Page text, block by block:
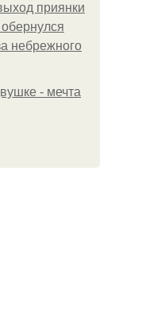
приянки
небрежного
- мечта